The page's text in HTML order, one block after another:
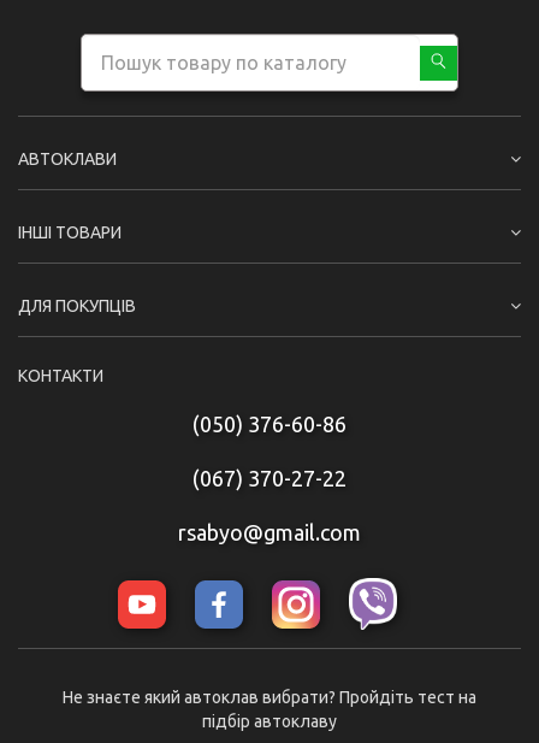
АВТОКЛАВИ
ІНШІ ТОВАРИ
ДЛЯ ПОКУПЦІВ
КОНТАКТИ
(050) 376-60-86
(067) 370-27-22
rsabyo@gmail.com
Не знаєте який автоклав вибрати? Пройдіть тест на
підбір автоклаву